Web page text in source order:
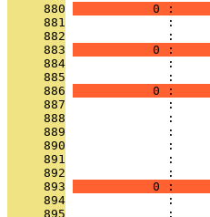
     880
0 :
     881
:
     882
:
     883
0 :
     884
              :
     885
:
     886
0 :
     887
:
     888
:
     889
:
     890
              :
     891
:
     892
:
     893
0 :
     894
:
     895
: